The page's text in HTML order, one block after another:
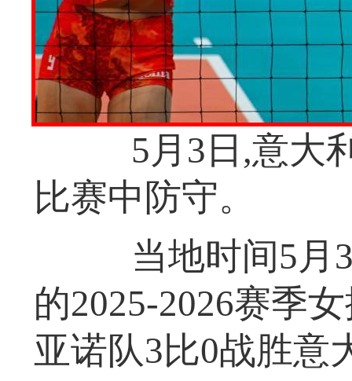
5月3日,意大利
比赛中防守。
当地时间5月3
的2025-2026赛季
亚诺队3比0战胜意